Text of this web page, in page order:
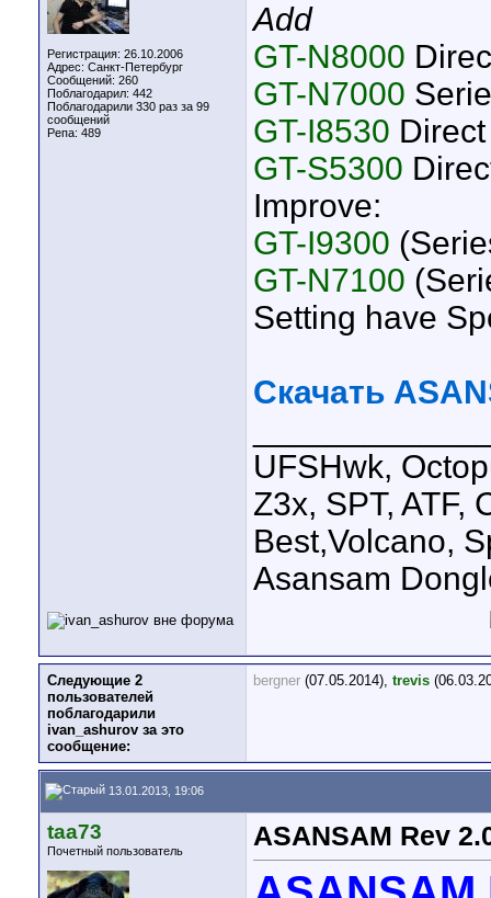
Регистрация: 26.10.2006
Адрес: Санкт-Петербург
Сообщений: 260
Поблагодарил: 442
Поблагодарили 330 раз за 99
сообщений
Репа: 489
Add
GT-N8000
GT-N7000
GT-I8530
GT-S5300
Improve:
GT-I9300
GT-N7100
Setting have
Скачать
UFSHwk,
Z3x, SPT, ATF,
Best,Volcano,
Asansam
Следующие 2
пользователей
поблагодарили
ivan_ashurov за это
сообщение:
bergner (07.05.2014), trevis
13.01.2013, 19:06
taa73
Почетный пользователь ASANSAM Rev